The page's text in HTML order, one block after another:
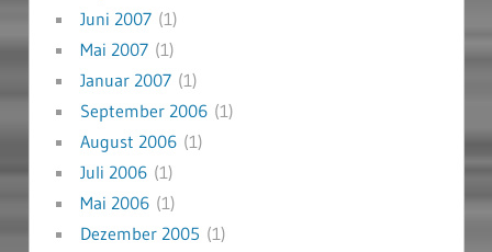
Juni 2007(1)
Mai 2007(1)
Januar 2007(1)
September 2006(1)
August 2006(1)
Juli 2006(1)
Mai 2006(1)
Dezember 2005 (1)